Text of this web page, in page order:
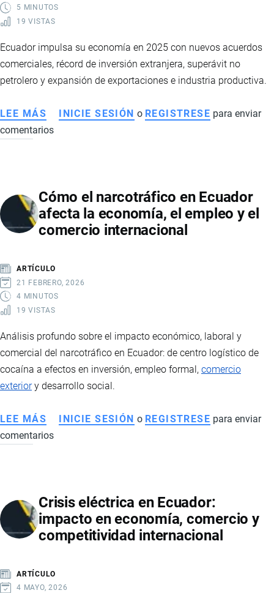
SECTOR
ENERGÉTICO
5 MINUTOS
19 VISTAS
Ecuador impulsa su economía en 2025 con nuevos acuerdos
comerciales, récord de inversión extranjera, superávit no
petrolero y expansión de exportaciones e industria productiva.
LEE MÁS SOBRE
ECUADOR
EN
2025:
ACUERDOS
RÉCORD
Y
CRECIMIENTO
INICIE SESIÓN o REGISTRESE para enviar
comentarios
Cómo el narcotráfico en Ecuador
afecta la economía, el empleo y el
comercio internacional
ARTÍCULO
21 FEBRERO, 2026
4 MINUTOS
19 VISTAS
Análisis profundo sobre el impacto económico, laboral y
comercial del narcotráfico en Ecuador: de centro logístico de
cocaína a efectos en inversión, empleo formal, comercio
exteriory desarrollo social.
LEE MÁS SOBRE
CÓMO
ECUADOR
AFECTA
LA
EMPLEO
INICIE SESIÓN o REGISTRESE para enviar
comentarios
Crisis eléctrica en Ecuador:
impacto en economía, comercio y
competitividad internacional
ARTÍCULO
4 MAYO, 2026